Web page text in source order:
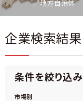
／地方自治体
企業検索結果
条件を絞り込み
市場別